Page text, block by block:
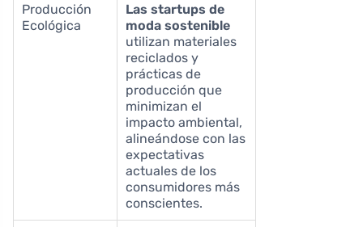
Producción
Ecológica
Las startups de
moda sostenible
utilizan materiales
reciclados y
prácticas de
producción que
minimizan el
impacto ambiental,
alineándose con las
expectativas
actuales de los
consumidores más
conscientes.